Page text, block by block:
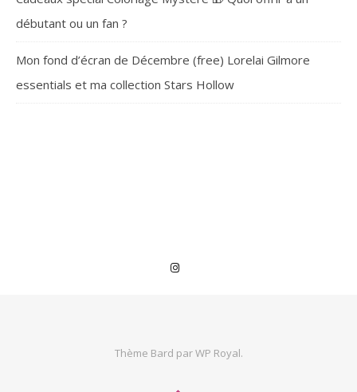
débutant ou un fan ?
Mon fond d’écran de Décembre (free) Lorelai Gilmore
essentials et ma collection Stars Hollow
Thème Bard parWP Royal.